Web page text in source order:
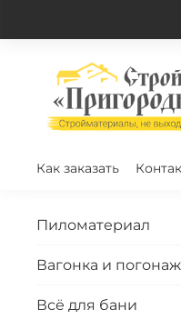
Как заказать
Пиломатериал
Вагонка и погонаж
Всё для бани